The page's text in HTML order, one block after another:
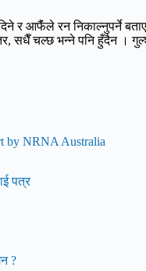
र आफैंंले रन निकाल्नुपर्ने
सधैँ चल्छ भन्ने पनि हुँदैन ।
by NRNA Australia
पत्र
?